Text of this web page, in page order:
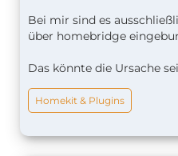
Bei mir sind es
über homebridge
Das könnte die Ursache
Homekit & Plugins